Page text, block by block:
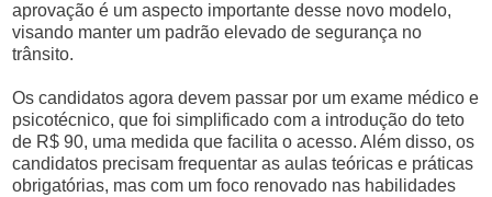
aprovação é um aspecto importante desse novo modelo,
visando manter um padrão elevado de segurança no
trânsito.
Os candidatos agora devem passar por um exame médico e
psicotécnico, que foi simplificado com a introdução do teto
de R$ 90, uma medida que facilita o acesso. Além disso, os
candidatos precisam frequentar as aulas teóricas e práticas
obrigatórias, mas com um foco renovado nas habilidades